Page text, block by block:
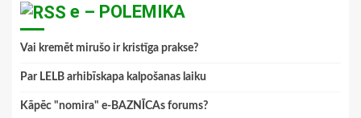
e – POLEMIKA
Vai kremēt mirušo ir kristīga prakse?
Par LELB arhibīskapa kalpošanas laiku
Kāpēc "nomira" e-BAZNĪCAs forums?